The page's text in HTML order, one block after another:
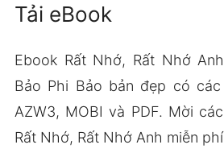
Tải eBook
Ebook Rất Nhớ, Rất Nhớ
Bảo Phi Bảo bản đẹp có các
AZW3, MOBI và PDF. Mời
Rất Nhớ, Rất Nhớ Anh miễn